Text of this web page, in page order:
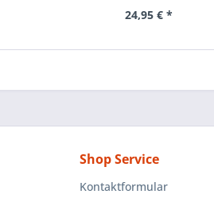
24,95 € *
Shop Service
Kontaktformular